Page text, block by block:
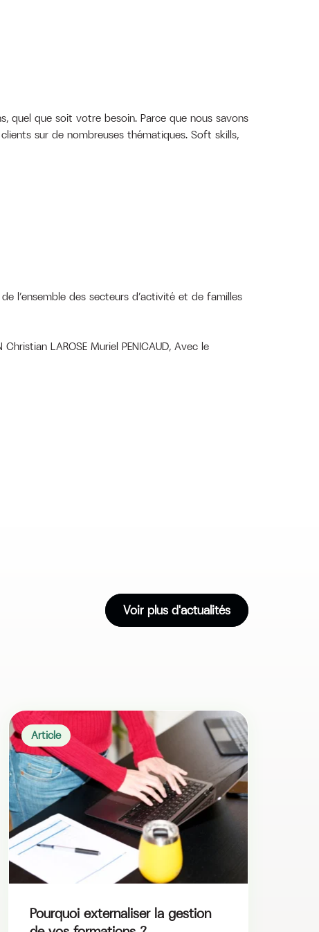
quel que soit votre besoin. Parce que nous savons
sur de nombreuses thématiques. Soft skills,
l’ensemble des secteurs d’activité et de familles
LAROSE Muriel PENICAUD, Avec le
Voir plus d'actualités
Article
Pourquoi externaliser la gestion